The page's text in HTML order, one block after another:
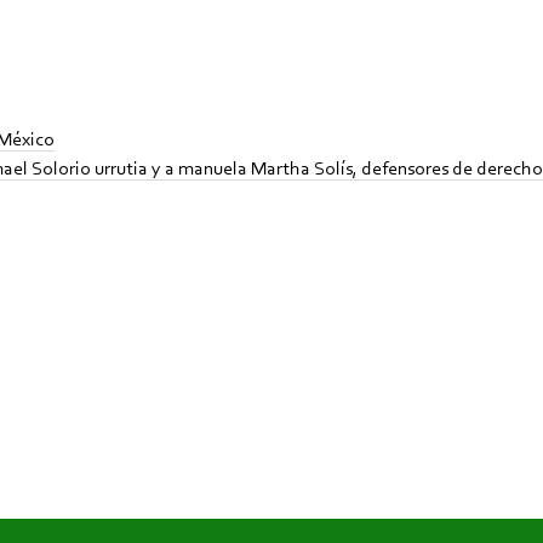
Solorio urrutia y a manuela Martha Solí­s, defensores de